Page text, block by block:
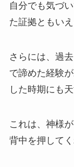
自分でも気づ
た証拠ともいえ
さらには、過
で諦めた経験
した時期にも
これは、神様
背中を押して